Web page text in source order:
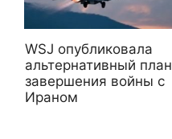
WSJ опубликовала
альтернативный план
завершения войны с
Ираном